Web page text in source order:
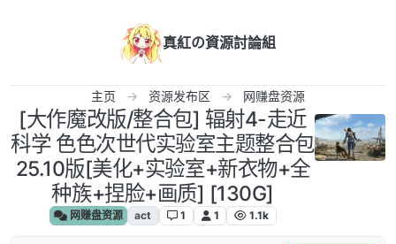
真紅の資源討論組
主页 资源发布区 网赚盘资源
[大作魔改版/整合包] 辐射4-走近
科学 色色次世代实验室主题整合包
25.10版[美化+实验室+新衣物+全
种族+捏脸+画质] [130G]
网赚盘资源 act 1 1 1.1k